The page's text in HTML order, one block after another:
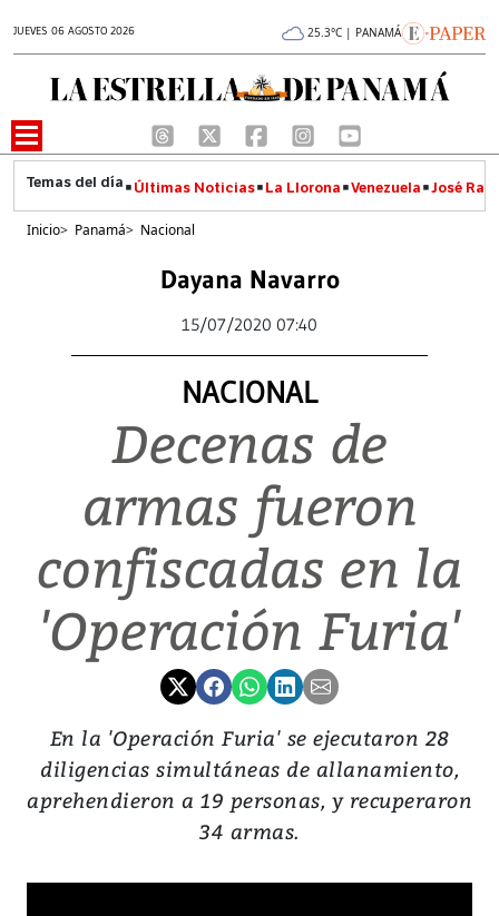
JUEVES 06 AGOSTO 2026 25.3°C | PANAMÁ
Últimas Noticias La Llorona Venezuela José
Inicio> Panamá> Nacional
Dayana Navarro
15/07/2020 07:40
NACIONAL
Decenas de
armas fueron
confiscadas en la
'Operación Furia'
En la 'Operación Furia' se ejecutaron 28
diligencias simultáneas de allanamiento,
aprehendieron a 19 personas, y recuperaron
34 armas.